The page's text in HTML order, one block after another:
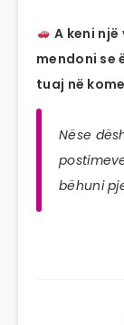
A keni
mendoni se
tuaj në
Nëse
bëhuni